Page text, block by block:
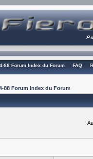
88 Forum Index du Forum FAQ
88 Forum Index du Forum